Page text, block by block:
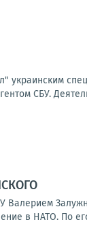
украинским
СБУ.
в НАТО. По